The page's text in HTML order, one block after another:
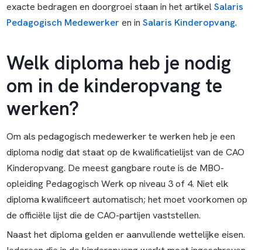
exacte bedragen en doorgroei staan in het artikelSalaris
Pedagogisch Medewerkeren in Salaris Kinderopvang.
Welk diploma heb je nodig
om in de kinderopvang te
werken?
Om als pedagogisch medewerker te werken heb je een
diploma nodig dat staat op de kwalificatielijst van de CAO
Kinderopvang. De meest gangbare route is de MBO-
opleiding Pedagogisch Werk op niveau 3 of 4. Niet elk
diploma kwalificeert automatisch; het moet voorkomen op
de officiële lijst die de CAO-partijen vaststellen.
Naast het diploma gelden er aanvullende wettelijke eisen.